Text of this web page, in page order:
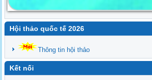
Hội thảo quốc tế 2026
Thông tin hội thảo
Kết nối